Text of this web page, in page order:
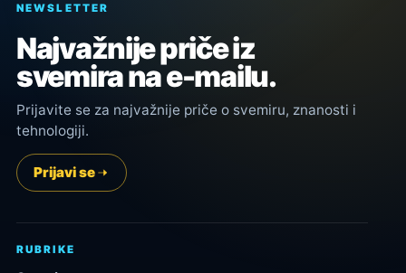
NEWSLETTER
Najvažnije priče iz
svemira na e-mailu.
Prijavite se za najvažnije priče o svemiru, znanosti i
tehnologiji.
Prijavi se
RUBRIKE